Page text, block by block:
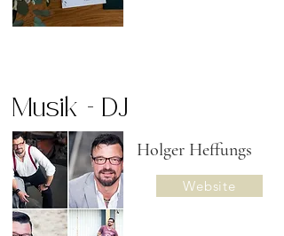
Musik - DJ
Holger Heffungs
Website